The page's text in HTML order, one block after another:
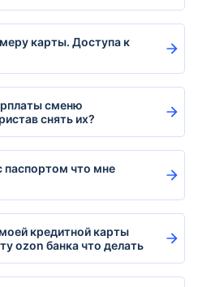
карты. Доступа к
сменю
снять их?
паспортом что мне
кредитной карты
ozon банка что делать